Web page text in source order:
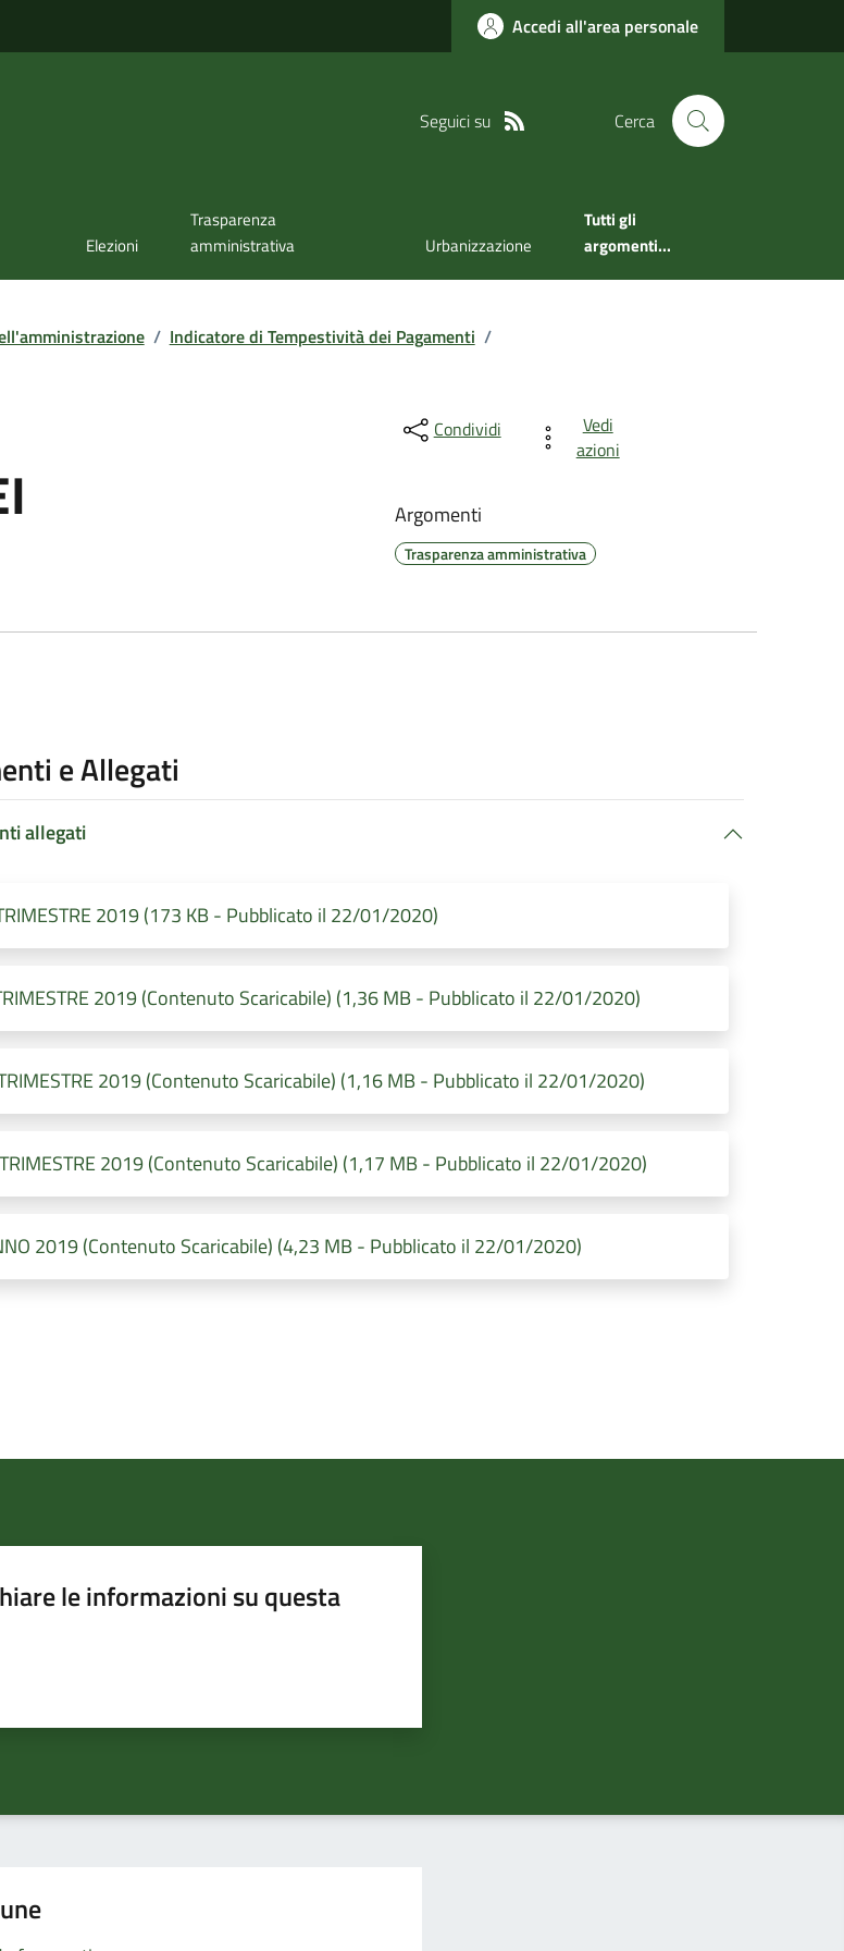
Accedi all'area personale
Seguici su Cerca
Elezioni
Trasparenza
amministrativa
Urbanizzazione
Tutti gli
argomenti...
/ Indicatore di Tempestività dei Pagamenti /
Condividi
Vedi
azioni
Argomenti
Trasparenza amministrativa
e Allegati
allegati
2019 (173 KB - Pubblicato il 22/01/2020)
2019 (Contenuto Scaricabile) (1,36 MB - Pubblicato il 22/01/2020)
2019 (Contenuto Scaricabile) (1,16 MB - Pubblicato il 22/01/2020)
2019 (Contenuto Scaricabile) (1,17 MB - Pubblicato il 22/01/2020)
2019 (Contenuto Scaricabile) (4,23 MB - Pubblicato il 22/01/2020)
le informazioni su questa